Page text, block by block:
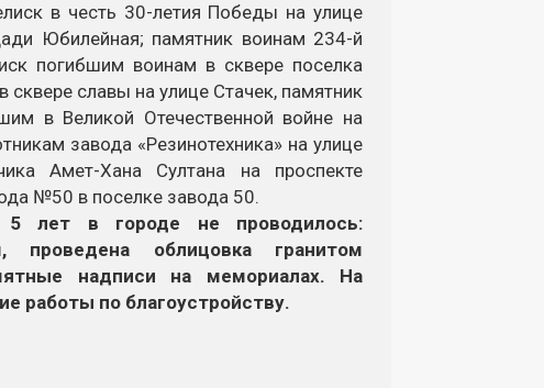
в честь 30-летия Победы на улице
Юбилейная; памятник воинам 234-й
погибшим воинам в сквере поселка
славы на улице Стачек, памятник
в Великой Отечественной войне на
завода «Резинотехника» на улице
Амет-Хана Султана на проспекте
№50 в поселке завода 50.
5 лет в городе не проводилось:
проведена облицовка гранитом
надписи на мемориалах. На
работы по благоустройству.